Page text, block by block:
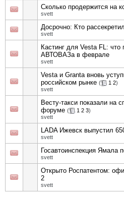
Сколько продержится на
svett
Досрочно: Кто
svett
Кастинг для Vesta FL:
АВТОВАЗа в феврале
svett
Vesta и Granta вновь
российском рынке ( 1 2)
svett
Весту-такси показали на
форуме ( 1 2 3)
svett
LADA Ижевск выпустил
svett
Госавтоинспекция Ямала
svett
Открыто Роспатентом:
2
svett